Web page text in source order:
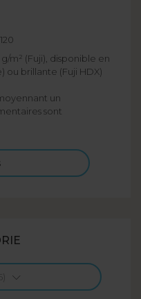
m² (Fuji), disponible en
ou brillante (Fuji HDX)
un
sont